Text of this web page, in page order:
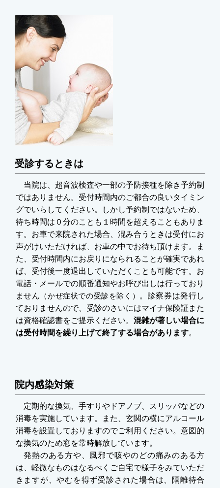
受診するときは
当院は、超音波検査や一部の予防接種を除き予約制
ではありません。受付時間内のご都合の良いタイミン
グでいらしてください。しかし予約制ではないため、
待ち時間は０分のことも１時間を超えることもありま
す。お車で来院された場合、混み合うときは受付にお
声がけいただければ、お車の中でお待ち頂けます。ま
た、受付時間内にお戻りになられることが確実であれ
ば、受付後一度退出していただくことも可能です。お
電話・メールでの順番通知やお呼び出しは行っており
ません （かぜ症状での受診を除く）
。診察券は発行し
ておりませんので、受診のさいにはマイナ保険証また
は資格確認書をご提示ください。混雑が著しい場合に
は受付時間を繰り上げて終了する場合があります。
院内感染対策
定期的な換気、手すりやドアノブ、スリッパなどの
消毒を実施しています。また、玄関の横にアルコール
消毒を設置しておりますのでご利用ください。意図的
な換気のため窓を常時解放しています。
発熱のある方や、風邪で咳やのどの痛みのある方
は、軽微なものはなるべくご自宅で様子をみていただ
きますが、やむを得ず受診された場合は、隔離待合